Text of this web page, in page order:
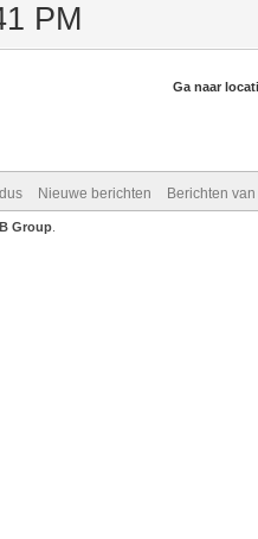
PM
Ga naar
Nieuwe berichten Berichten
Group